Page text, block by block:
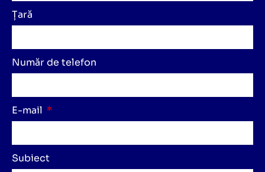
Țară
Număr de telefon
E-mail
Subiect